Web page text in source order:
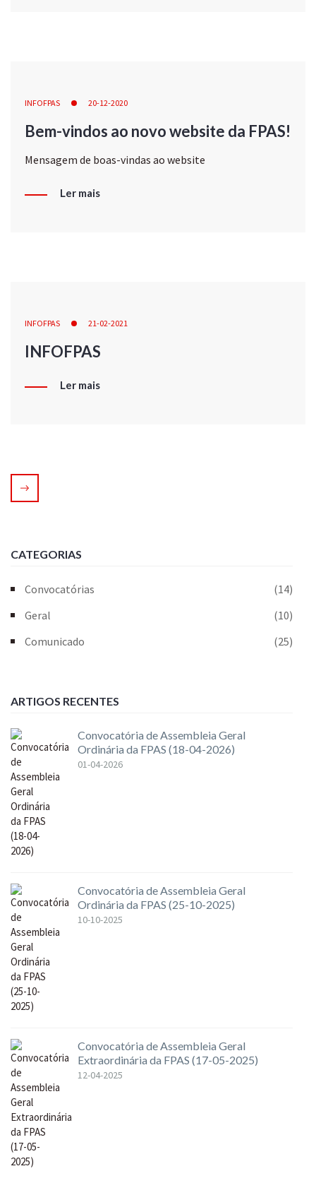
INFOFPAS 20-12-2020
Bem-vindos ao novo website da FPAS!
Mensagem de boas-vindas ao website
Ler mais
INFOFPAS 21-02-2021
INFOFPAS
Ler mais
CATEGORIAS
Convocatórias
(14)
Geral
(10)
Comunicado
(25)
ARTIGOS RECENTES
Convocatória de Assembleia Geral
Ordinária da FPAS (18-04-2026)
01-04-2026
Convocatória de Assembleia Geral
Ordinária da FPAS (25-10-2025)
10-10-2025
Convocatória de Assembleia Geral
Extraordinária da FPAS (17-05-2025)
12-04-2025